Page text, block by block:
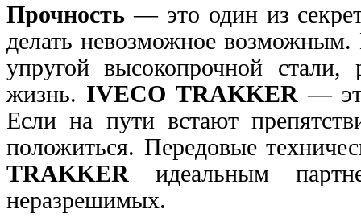
Прочность — это один из
делать невозможное возможным.
упругой высокопрочной
жизнь. IVECO TRAKKER— это
Если на пути встают
положиться. Передовые
TRAKKER идеальным
неразрешимых.